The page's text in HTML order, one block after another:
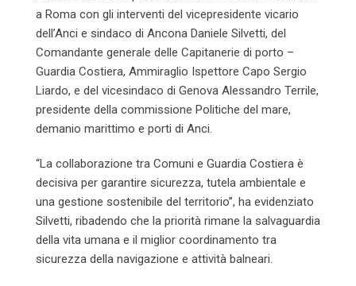
a Roma con gli interventi del vicepresidente vicario
dell’Anci e sindaco di Ancona Daniele Silvetti, del
Comandante generale delle Capitanerie di porto –
Guardia Costiera, Ammiraglio Ispettore Capo Sergio
Liardo, e del vicesindaco di Genova Alessandro Terrile,
presidente della commissione Politiche del mare,
demanio marittimo e porti di Anci.
“La collaborazione tra Comuni e Guardia Costiera è
decisiva per garantire sicurezza, tutela ambientale e
una gestione sostenibile del territorio”, ha evidenziato
Silvetti, ribadendo che la priorità rimane la salvaguardia
della vita umana e il miglior coordinamento tra
sicurezza della navigazione e attività balneari.